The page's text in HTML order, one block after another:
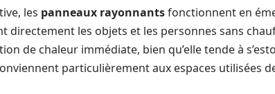
les panneaux rayonnantsfonctionnent en
directement les objets et les personnes sans
de chaleur immédiate, bien qu’elle tende à
particulièrement aux espaces utilisées